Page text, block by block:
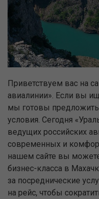
Приветствуем вас на
авиалинии». Если вы
мы готовы
условия. Сегодня
ведущих российских
современных и
нашем сайте вы
бизнес-класса в
за посреднические
на рейс, чтобы